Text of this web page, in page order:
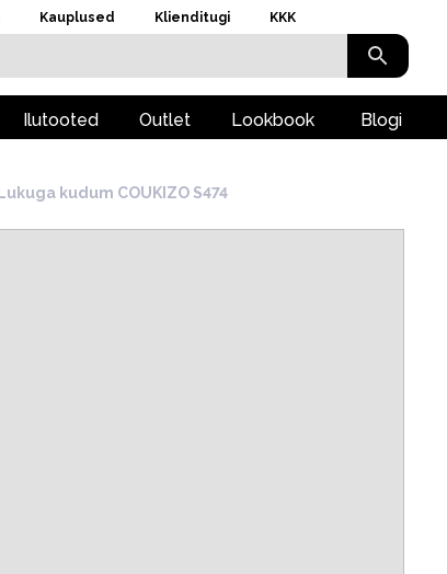
Kauplused Klienditugi KKK
Ilutooted Outlet Lookbook Blogi
Lukuga kudum COUKIZO S474